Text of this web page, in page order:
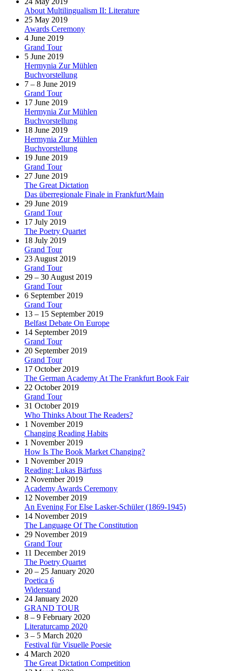
About Multilingualism II: Literature
25 May 2019
Awards Ceremony
4 June 2019
Grand Tour
5 June 2019
Hermynia Zur Mühlen
Buchvorstellung
7 – 8 June 2019
Grand Tour
17 June 2019
Hermynia Zur Mühlen
Buchvorstellung
18 June 2019
Hermynia Zur Mühlen
Buchvorstellung
19 June 2019
Grand Tour
27 June 2019
The Great Dictation
Das überregionale Finale in Frankfurt/Main
29 June 2019
Grand Tour
17 July 2019
The Poetry Quartet
18 July 2019
Grand Tour
23 August 2019
Grand Tour
29 – 30 August 2019
Grand Tour
6 September 2019
Grand Tour
13 – 15 September 2019
Belfast Debate On Europe
14 September 2019
Grand Tour
20 September 2019
Grand Tour
17 October 2019
The German Academy At The Frankfurt Book Fair
22 October 2019
Grand Tour
31 October 2019
Who Thinks About The Readers?
1 November 2019
Changing Reading Habits
1 November 2019
How Is The Book Market Changing?
1 November 2019
Reading: Lukas Bärfuss
2 November 2019
Academy Awards Ceremony
12 November 2019
An Evening For Else Lasker-Schüler (1869-1945)
14 November 2019
The Language Of The Constitution
29 November 2019
Grand Tour
11 December 2019
The Poetry Quartet
20 – 25 January 2020
Poetica 6
Widerstand
24 January 2020
GRAND TOUR
8 – 9 February 2020
Literaturcamp 2020
3 – 5 March 2020
Festival für Visuelle Poesie
4 March 2020
The Great Dictation Competition